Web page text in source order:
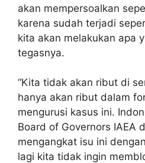
akan mempersoalkan
karena sudah terjadi
kita akan melakukan apa
tegasnya.
“Kita tidak akan ribut di
hanya akan ribut dalam
mengurusi kasus ini.
Board of Governors IAEA
mengangkat isu ini
lagi kita tidak ingin